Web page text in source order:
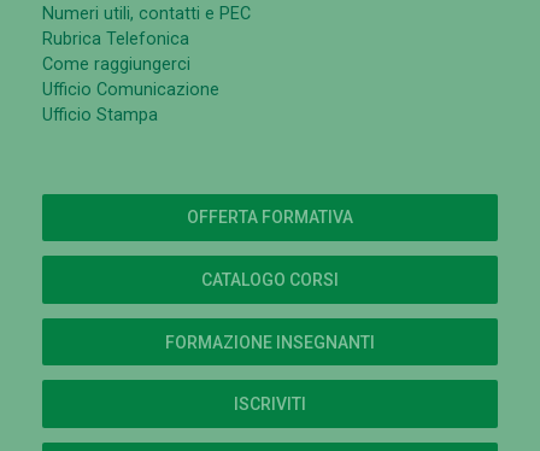
Numeri utili, contatti e PEC
Rubrica Telefonica
Come raggiungerci
Ufficio Comunicazione
Ufficio Stampa
OFFERTA FORMATIVA
CATALOGO CORSI
FORMAZIONE INSEGNANTI
ISCRIVITI